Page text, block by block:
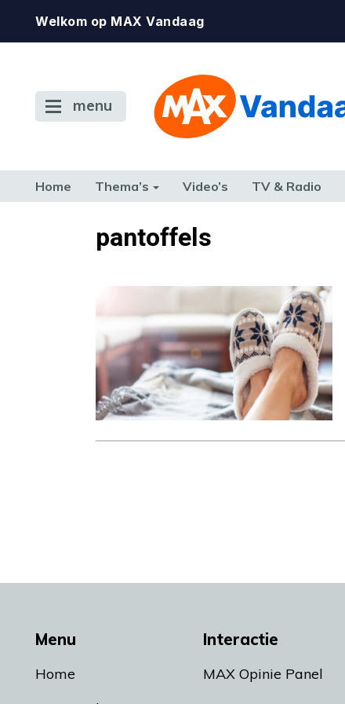
Welkom op MAX Vandaag
menu
Home Thema’s Video’s TV & Radio
TERUG NAAR TOENpantoffels
Menu
Home
Interactie
MAX Opinie Panel